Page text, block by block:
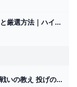
ハイリアの盾の入手・再入手と厳選方法｜ハイラルの盾
テンジテンの祠攻略と宝箱｜戦いの教え 投げの極意